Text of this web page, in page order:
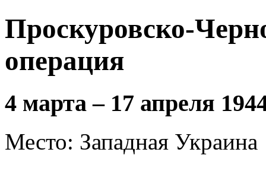
Проскуровско-
операция
4 марта – 17 апреля
Место: Западная Украина